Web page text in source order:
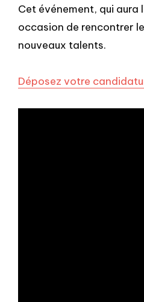
Cet événement, qui aura
occasion de rencontrer
nouveaux talents.
Déposez votre